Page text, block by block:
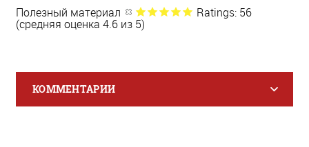
Полезный материал Ratings: 56
(средняя оценка 4.6 из 5)
КОММЕНТАРИИ